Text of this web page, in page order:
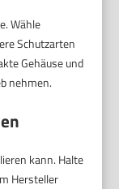
Wähle
Schutzarten
Gehäuse und
nehmen.
kann. Halte
Hersteller